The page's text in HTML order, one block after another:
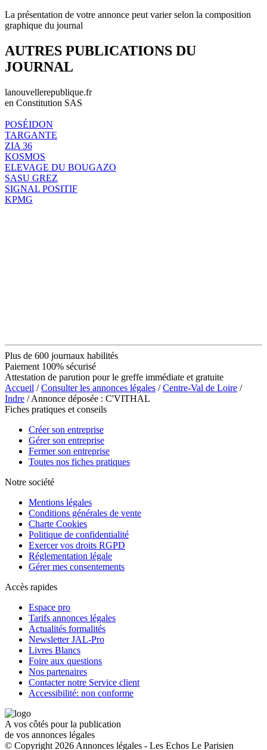
La présentation de votre annonce peut varier selon la composition
graphique du journal
AUTRES PUBLICATIONS DU
JOURNAL
lanouvellerepublique.fr
en Constitution SAS
POSÉIDON
TARGANTE
ZIA 36
KOSMOS
ELEVAGE DU BOUGAZO
SASU GREZ
SIGNAL POSITIF
KPMG
Plus de 600 journaux habilités
Paiement 100% sécurisé
Attestation de parution pour le greffe immédiate et gratuite
Accueil /Consulter les annonces légales /Centre-Val de Loire /
Indre / Annonce déposée : C'VITHAL
Fiches pratiques et conseils
Créer son entreprise
Gérer son entreprise
Fermer son entreprise
Toutes nos fiches pratiques
Notre société
Mentions légales
Conditions générales de vente
Charte Cookies
Politique de confidentialité
Exercer vos droits RGPD
Réglementation légale
Gérer mes consentements
Accès rapides
Espace pro
Tarifs annonces légales
Actualités formalités
Newsletter JAL-Pro
Livres Blancs
Foire aux questions
Nos partenaires
Contacter notre Service client
Accessibilité: non conforme
A vos côtés pour la publication
de vos annonces légales
© Copyright 2026 Annonces légales - Les Echos Le Parisien